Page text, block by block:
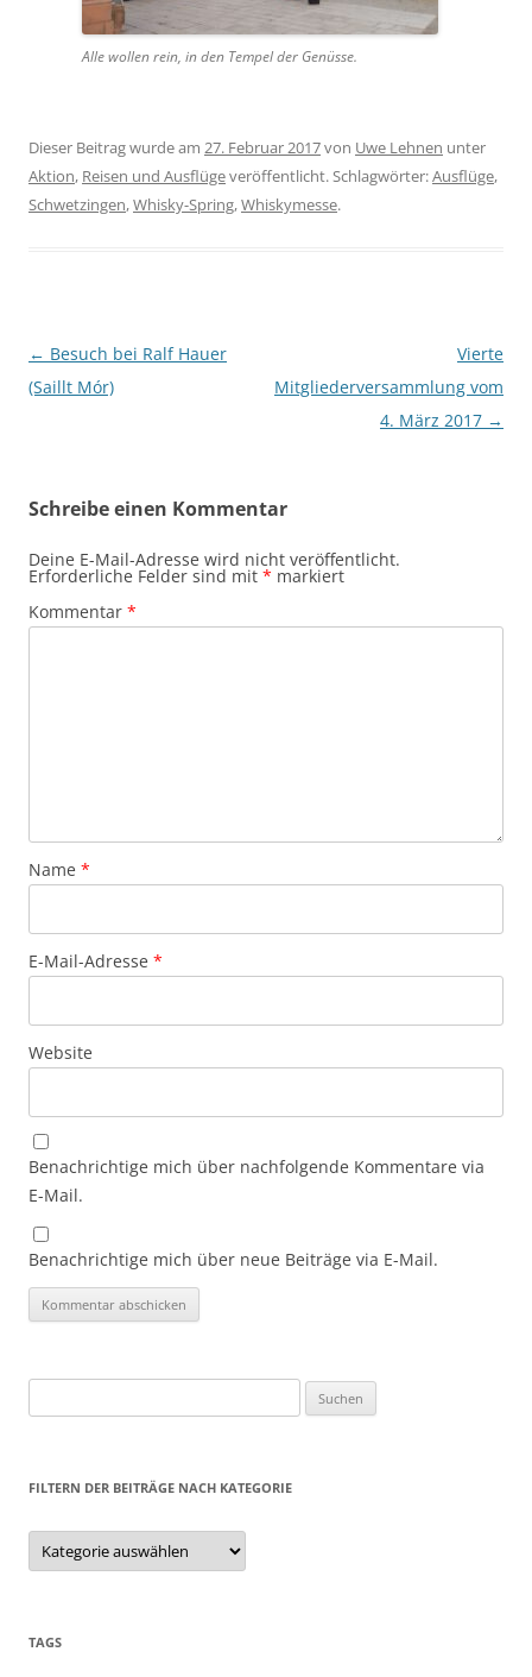
Alle wollen rein, in den Tem­pel der Genüsse.
Dieser Beitrag wurde am 27. Februar 2017von Uwe Lehnen unter
Aktion, Reisen und Ausflügeveröffentlicht. Schlagwörter:Ausflüge,
Schwetzingen,Whisky-Spring,Whiskymesse.
Beitragsnavigation
← Besuch bei Ralf Hauer
(Saillt Mór)
Vierte
Mitgliederversammlung vom
4. März 2017 →
Schreibe einen Kommentar
Deine E-Mail-Adresse wird nicht veröffentlicht.
Erforderliche Felder sind mit * markiert
Kommentar *
Name *
E-Mail-Adresse *
Website
Benachrichtige mich über nachfolgende Kommentare via
E-Mail.
Benachrichtige mich über neue Beiträge via E-Mail.
nach:
FILTERN DER BEITRÄGE NACH KATEGORIE
Filtern
der
Beiträge
TAGS